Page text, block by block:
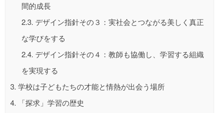
間的成長
2.3. デザイン指針その３：実社会とつながる美しく真正
な学びをする
2.4. デザイン指針その４：教師も協働し、学習する組織
を実現する
3. 学校は子どもたちの才能と情熱が出会う場所
4. 「探求」学習の歴史